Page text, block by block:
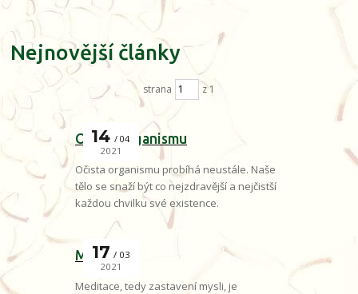
Nejnovější články
strana z 1
Očista organismu
14
04
2021
Očista organismu probíhá neustále. Naše
tělo se snaží být co nejzdravější a nejčistší
každou chvilku své existence.
Meditace
17
03
2021
Meditace, tedy zastavení mysli, je